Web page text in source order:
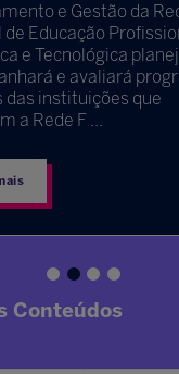
e Gestão da
de Educação
e Tecnológica
e avaliará
das instituições que
a Rede F ...
Conteúdos